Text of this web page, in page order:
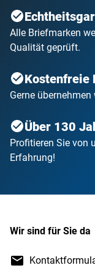
Alle Briefmarken
Qualität geprüft.
Kostenfreie
Gerne
Über 130
Profitieren Sie von
Erfahrung!
Wir sind für Sie da